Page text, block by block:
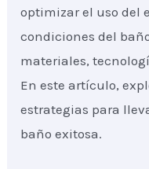
optimizar el uso del
condiciones del
materiales,
En este artículo,
estrategias para
baño exitosa.